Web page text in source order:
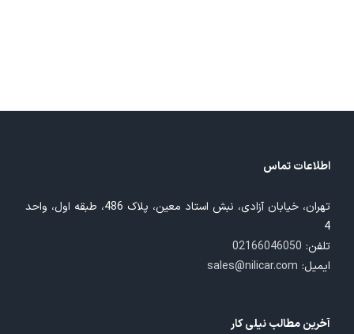
اطلاعات تماس
تهران، خیابان آزادی، نبش استاد معین، پلاک 486، طبقه اول، واحد
4
تلفن: 02166046050
ایمیل: sales@nilicar.com
آخرین مطالب نیلی کار